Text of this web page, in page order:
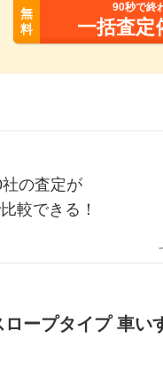
無
料
90秒で終
一括査定
の査定が
較できる！
ープタイプ 車い